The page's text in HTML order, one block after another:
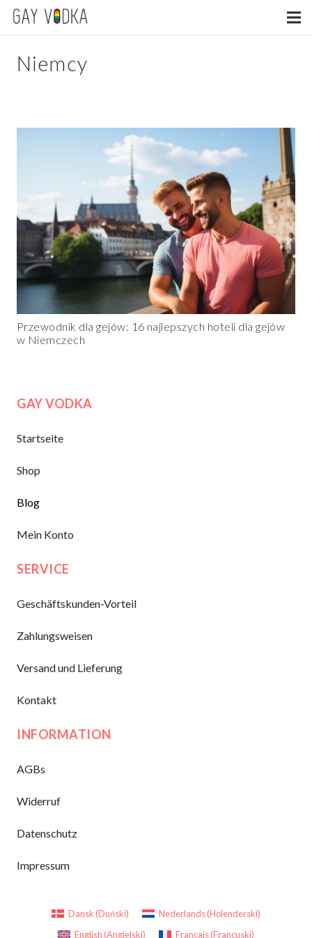
Niemcy
Przewodnik dla gejów: 16 najlepszych hoteli dla gejów
w Niemczech
GAY VODKA
Startseite
Shop
Blog
Mein Konto
SERVICE
Geschäftskunden-Vorteil
Zahlungsweisen
Versand und Lieferung
Kontakt
INFORMATION
AGBs
Widerruf
Datenschutz
Impressum
Dansk (Duński) Nederlands(Holenderski)
English (Angielski) Français(Francuski)